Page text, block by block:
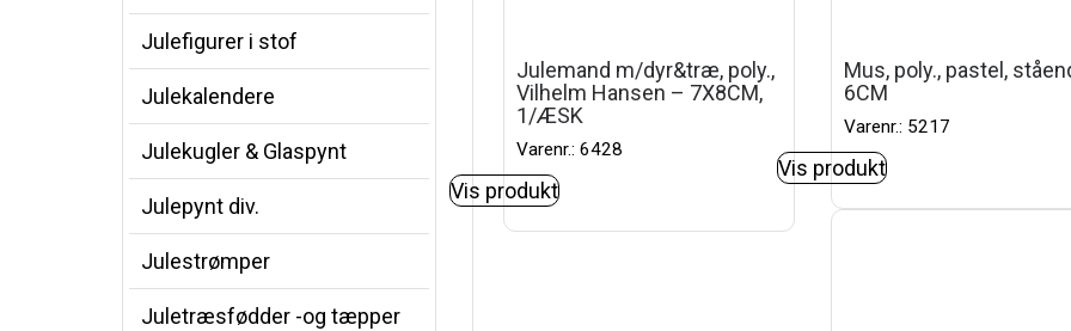
Julefigurer i stof
Julekalendere
Julekugler & Glaspynt
Julepynt div.
Julestrømper
Juletræsfødder -og tæpper
Julemand m/dyr&træ, poly.,
Vilhelm Hansen – 7X8CM,
1/ÆSK
Varenr.: 6428
Vis produkt
Mus, poly., pastel,
6CM
Varenr.: 5217
Vis produkt